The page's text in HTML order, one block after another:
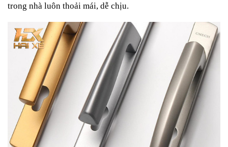
trong nhà luôn thoải mái, dễ chịu.